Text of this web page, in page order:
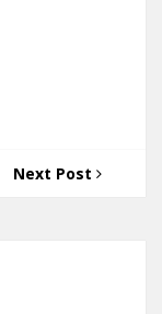
Next Post